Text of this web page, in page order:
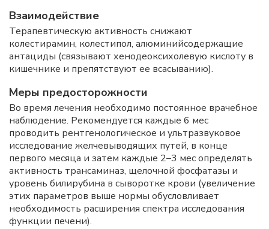
Взаимодействие
Терапевтическую активность снижают
колестирамин, колестипол, алюминийсодержащие
антациды (связывают хенодеоксихолевую кислоту в
кишечнике и препятствуют ее всасыванию).
Меры предосторожности
Во время лечения необходимо постоянное врачебное
наблюдение. Рекомендуется каждые 6 мес
проводить рентгенологическое и ультразвуковое
исследование желчевыводящих путей, в конце
первого месяца и затем каждые 2–3 мес определять
активность трансаминаз, щелочной фосфатазы и
уровень билирубина в сыворотке крови (увеличение
этих параметров выше нормы обусловливает
необходимость расширения спектра исследования
функции печени).